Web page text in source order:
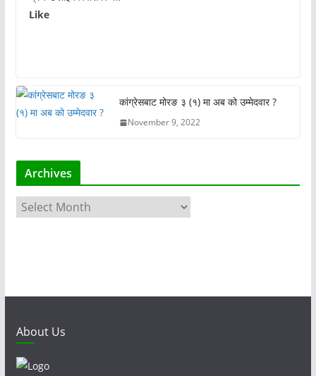
Like
कांग्रेसबाट मोरङ ३ (१) मा अब को उम्मेदवार ?
November 9, 2022
Archives
s
About Us